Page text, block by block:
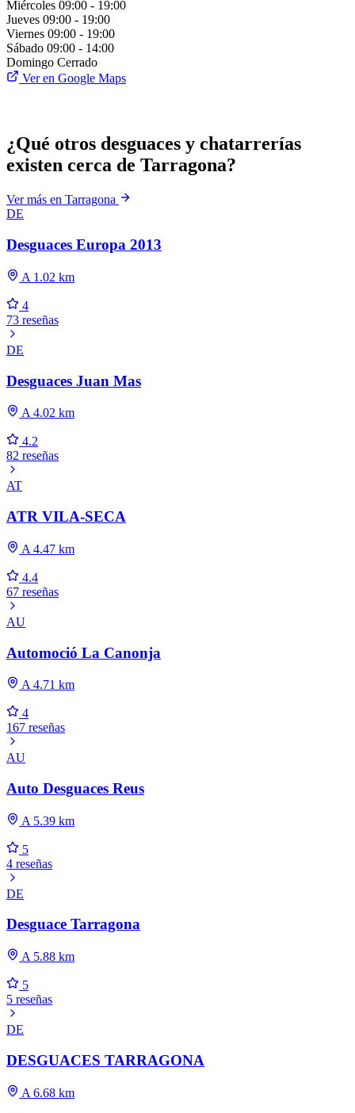
Miércoles 09:00 - 19:00
Jueves 09:00 - 19:00
Viernes 09:00 - 19:00
Sábado 09:00 - 14:00
Domingo Cerrado
Ver en Google Maps
¿Qué otros desguaces y chatarrerías
existen cerca de Tarragona?
Ver más en Tarragona
DE
Desguaces Europa 2013
A 1.02 km
4
73 reseñas
DE
Desguaces Juan Mas
A 4.02 km
4.2
82 reseñas
AT
ATR VILA-SECA
A 4.47 km
4.4
67 reseñas
AU
Automoció La Canonja
A 4.71 km
4
167 reseñas
AU
Auto Desguaces Reus
A 5.39 km
5
4 reseñas
DE
Desguace Tarragona
A 5.88 km
5
5 reseñas
DE
DESGUACES TARRAGONA
A 6.68 km